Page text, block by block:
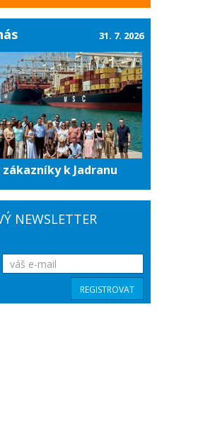
zákazníky k Jadranu
31. 7. 2026
NEWSLETTER